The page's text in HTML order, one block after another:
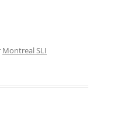
Montreal SLI